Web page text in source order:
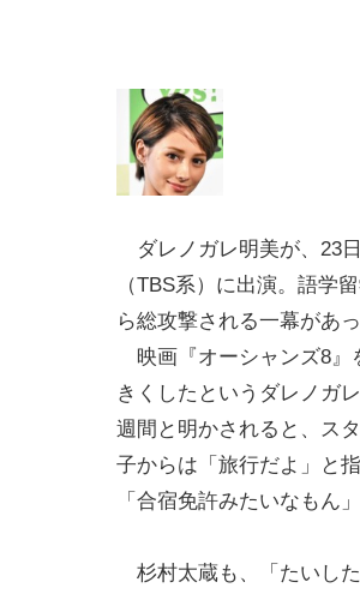
ダレノガレ明美が、23
（TBS系）に出演。語学
ら総攻撃される一幕があっ
映画『オーシャンズ8』
きくしたというダレノガ
週間と明かされると、ス
子からは「旅行だよ」と
「合宿免許みたいなもん
杉村太蔵も、「たいし